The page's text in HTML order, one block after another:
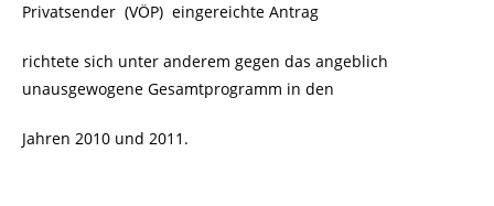
Privatsender (VÖP) eingereichte Antrag
richtete sich unter anderem gegen das angeblich
unausgewogene Gesamtprogramm in den
Jahren 2010 und 2011.